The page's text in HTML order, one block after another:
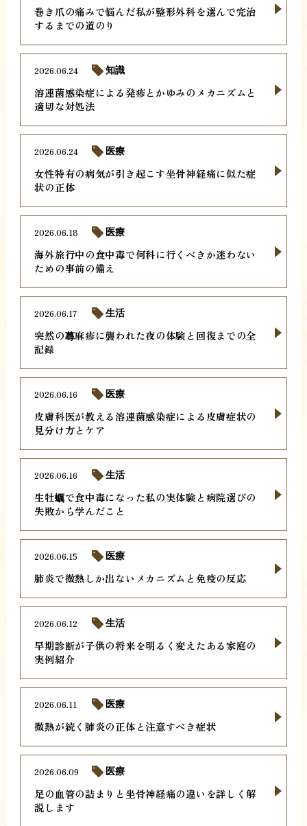
巻き爪の痛みで悩んだ私が整形外科を選んで完治
するまでの道のり
溶連菌感染症による発疹とかゆみのメカニズムと
適切な対処法
2026.06.24 知識
女性特有の病気が引き起こす坐骨神経痛に似た症
状の正体
2026.06.24 医療
海外旅行中の食中毒で何科に行くべきか迷わない
ための事前の備え
2026.06.18 医療
突然の蕁麻疹に襲われた夜の体験と回復までの全
記録
2026.06.17 生活
皮膚科医が教える溶連菌感染症による皮膚症状の
見分け方とケア
2026.06.16 医療
生牡蠣で食中毒になった私の実体験と病院選びの
失敗から学んだこと
2026.06.16 生活
肺炎で微熱しか出ないメカニズムと免疫の反応
2026.06.15 医療
早期診断が子供の将来を明るく変えたある家庭の
実例紹介
2026.06.12 生活
微熱が続く肺炎の正体と注意すべき症状
2026.06.11 医療
足の血管の詰まりと坐骨神経痛の違いを詳しく解
説します
2026.06.09 医療